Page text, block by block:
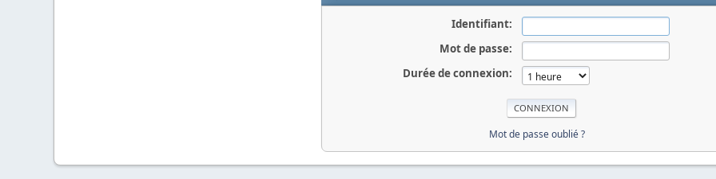
Identifiant:
Mot de passe:
Durée de connexion:
Mot de passe oublié ?